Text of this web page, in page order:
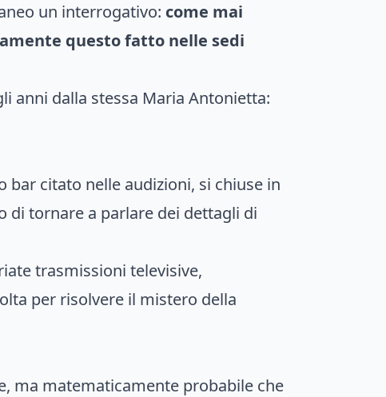
un interrogativo: come mai
questo fatto nelle sedi
anni dalla stessa Maria Antonietta:
citato nelle audizioni, si chiuse in
di tornare a parlare dei dettagli di
trasmissioni televisive,
per risolvere il mistero della
ma matematicamente probabile che